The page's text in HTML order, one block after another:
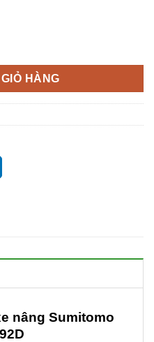
số lượng
HÀNG
nâng Sumitomo